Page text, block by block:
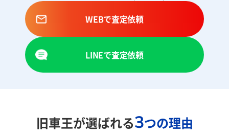
WEBで査定依頼
LINEで査定依頼
旧車王が選ばれる3つの理由